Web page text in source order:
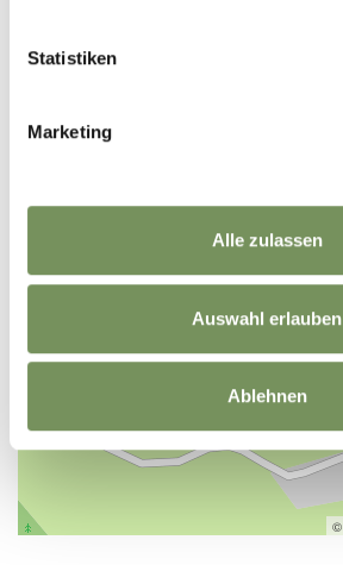
Statistiken
Marketing
Alle zulassen
Auswahl erlauben
Ablehnen
©